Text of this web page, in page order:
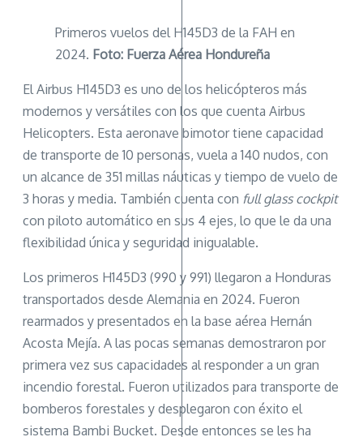
Primeros vuelos del H145D3 de la FAH en
2024. Foto: Fuerza Aérea Hondureña
El Airbus H145D3 es uno de los helicópteros más
modernos y versátiles con los que cuenta Airbus
Helicopters. Esta aeronave bimotor tiene capacidad
de transporte de 10 personas, vuela a 140 nudos, con
un alcance de 351 millas náuticas y tiempo de vuelo de
3 horas y media. También cuenta con full glass cockpit
con piloto automático en sus 4 ejes, lo que le da una
flexibilidad única y seguridad inigualable.
Los primeros H145D3 (990 y 991) llegaron a Honduras
transportados desde Alemania en 2024. Fueron
rearmados y presentados en la base aérea Hernán
Acosta Mejía. A las pocas semanas demostraron por
primera vez sus capacidades al responder a un gran
incendio forestal. Fueron utilizados para transporte de
bomberos forestales y desplegaron con éxito el
sistema Bambi Bucket. Desde entonces se les ha